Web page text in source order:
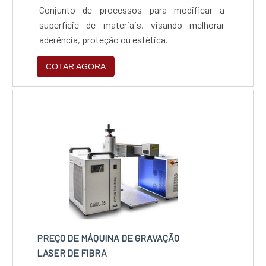
Conjunto de processos para modificar a
superfície de materiais, visando melhorar
aderência, proteção ou estética.
COTAR AGORA
PREÇO DE MÁQUINA DE GRAVAÇÃO
LASER DE FIBRA